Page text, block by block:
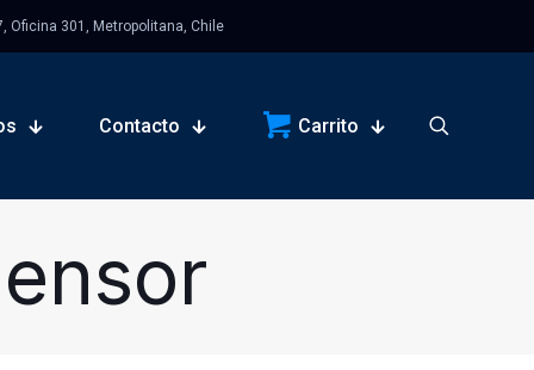
301, Metropolitana, Chile
Contacto Carrito